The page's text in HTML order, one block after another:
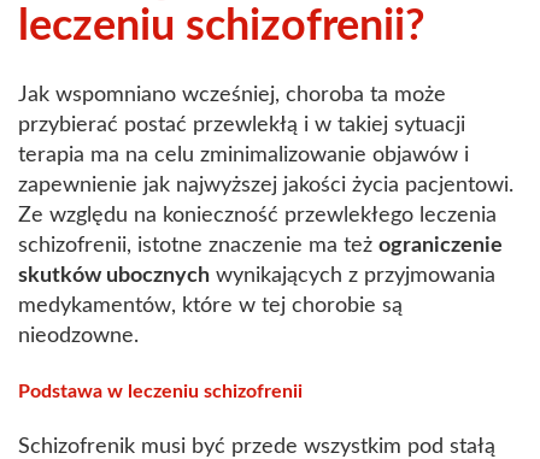
leczeniu schizofrenii?
Jak wspomniano wcześniej, choroba ta może
przybierać postać przewlekłą i w takiej sytuacji
terapia ma na celu zminimalizowanie objawów i
zapewnienie jak najwyższej jakości życia pacjentowi.
Ze względu na konieczność przewlekłego leczenia
schizofrenii, istotne znaczenie ma też ograniczenie
skutków ubocznych wynikających z przyjmowania
medykamentów, które w tej chorobie są
nieodzowne.
Podstawa w leczeniu schizofrenii
Schizofrenik musi być przede wszystkim pod stałą